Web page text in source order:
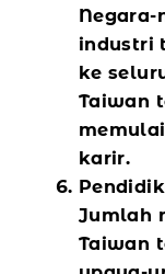
industri
ke
Taiwan
karir.
Jumlah
Taiwan